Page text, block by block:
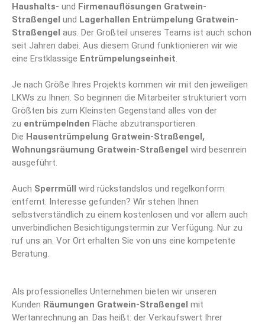
Haushalts- und Firmenauflösungen Gratwein-
Straßengel und Lagerhallen Entrümpelung Gratwein-
Straßengel aus. Der Großteil unseres Teams ist auch schon
seit Jahren dabei. Aus diesem Grund funktionieren wir wie
eine Erstklassige Entrümpelungseinheit.
Je nach Größe Ihres Projekts kommen wir mit den jeweiligen
LKWs zu Ihnen. So beginnen die Mitarbeiter strukturiert vom
Größten bis zum Kleinsten Gegenstand alles von der
zu entrümpelnden Fläche abzutransportieren.
Die Hausentrümpelung Gratwein-Straßengel,
Wohnungsräumung Gratwein-Straßengel wird besenrein
ausgeführt.
Auch Sperrmüll wird rückstandslos und regelkonform
entfernt. Interesse gefunden? Wir stehen Ihnen
selbstverständlich zu einem kostenlosen und vor allem auch
unverbindlichen Besichtigungstermin zur Verfügung. Nur zu
ruf uns an. Vor Ort erhalten Sie von uns eine kompetente
Beratung.
Als professionelles Unternehmen bieten wir unseren
Kunden Räumungen Gratwein-Straßengel mit
Wertanrechnung an. Das heißt: der Verkaufswert Ihrer